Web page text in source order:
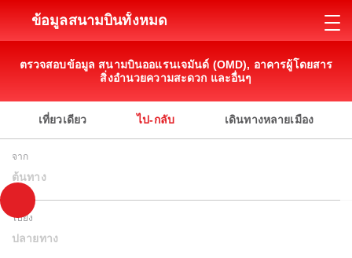
ข้อมูลสนามบินทั้งหมด
ตรวจสอบข้อมูล สนามบินออแรนเจมันด์ (OMD), อาคารผู้โดยสาร
สิ่งอำนวยความสะดวก และอื่นๆ
เที่ยวเดียว ไป-กลับ เดินทางหลายเมือง
จาก
ต้นทาง
ไปยัง
ปลายทาง